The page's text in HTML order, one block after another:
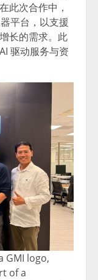
此次合作中，
平台，以支援
长的需求。此
驱动服务与资
GMI logo,
of a